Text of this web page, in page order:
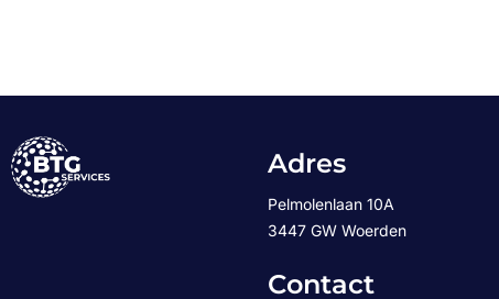
Adres
Pelmolenlaan 10A
3447 GW Woerden
Contact